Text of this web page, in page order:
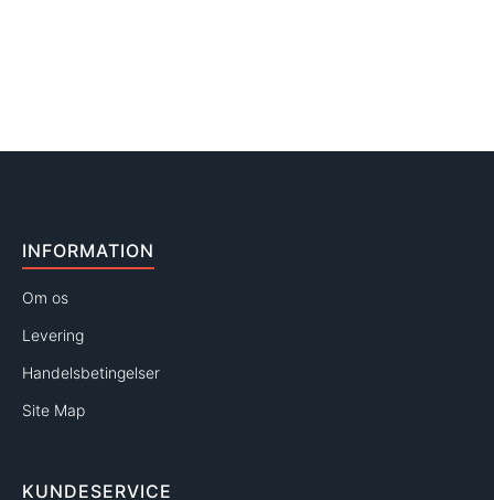
INFORMATION
Om os
Levering
Handelsbetingelser
Site Map
KUNDESERVICE